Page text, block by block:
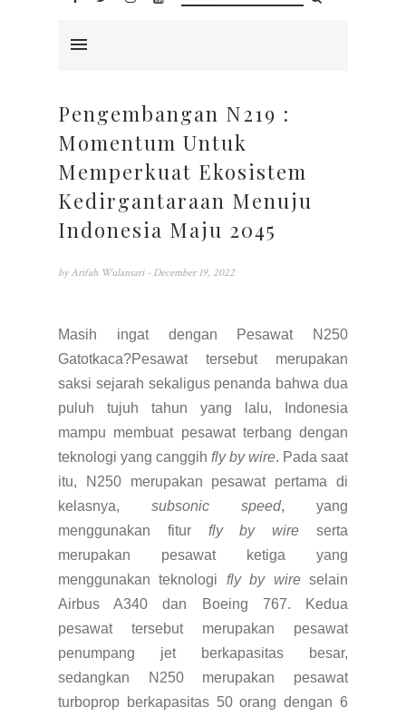
Pengembangan N219 :
Momentum Untuk
Memperkuat Ekosistem
Kedirgantaraan Menuju
Indonesia Maju 2045
by Arifah Wulansari - December 19, 2022
Masih ingat dengan Pesawat N250
Gatotkaca?Pesawat tersebut merupakan
saksi sejarah sekaligus penanda bahwa dua
puluh tujuh tahun yang lalu, Indonesia
mampu membuat pesawat terbang dengan
teknologi yang canggih fly by wire. Pada saat
itu, N250 merupakan pesawat pertama di
kelasnya, subsonic speed, yang
menggunakan fitur fly by wireserta
merupakan pesawat ketiga yang
menggunakan teknologi fly by wireselain
Airbus A340 dan Boeing 767. Kedua
pesawat tersebut merupakan pesawat
penumpang jet berkapasitas besar,
sedangkan N250 merupakan pesawat
turboprop berkapasitas 50 orangdengan 6